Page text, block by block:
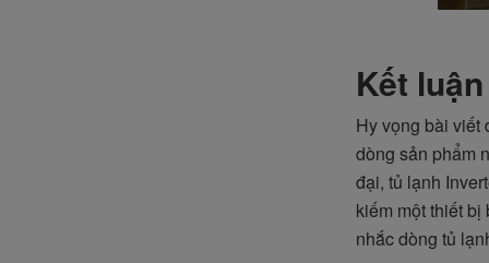
Kết luận
Hy vọng bài
dòng sản phẩm
đại, tủ lạnh
kiếm một thiết
nhắc dòng tủ